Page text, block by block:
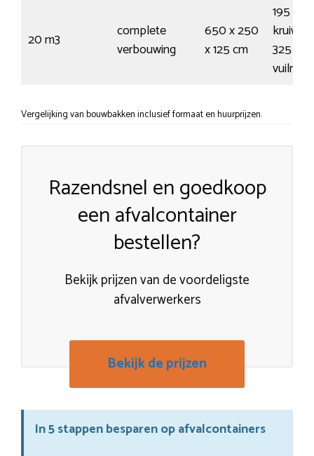
20 m3
complete
verbouwing
650 x 250
x 125 cm
195
325
Vergelijking van bouwbakken inclusief formaat en huurprijzen.
Razendsnel en goedkoop
een afvalcontainer
bestellen?
Bekijk prijzen van de voordeligste
afvalverwerkers
Bekijk de prijzen
In 5 stappen besparen op afvalcontainers